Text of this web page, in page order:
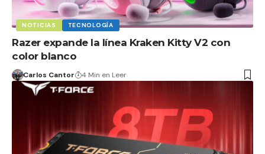
NOTICIAS TECNOLOGÍA
Razer expande la línea Kraken Kitty V2 con
color blanco
Carlos Cantor 4 Min en Leer